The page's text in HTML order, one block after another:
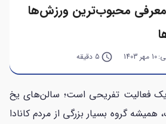
معرفی محبوب‌ترین ورزش‌ها
10 مهر 1403 query_builder 5 دقیقه
یک فعالیت تفریحی است؛ سالن‌های یخ
همیشه گروه بسیار بزرگی از مردم کانادا